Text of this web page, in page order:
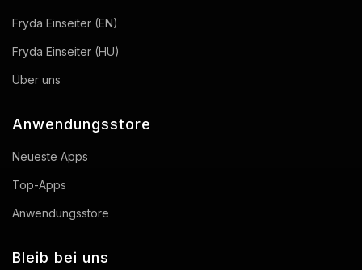
Fryda Einseiter (EN)
Fryda Einseiter (HU)
Über uns
Anwendungsstore
Neueste Apps
Top-Apps
Anwendungsstore
Bleib bei uns